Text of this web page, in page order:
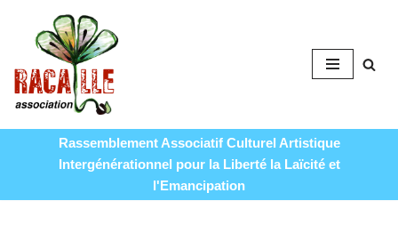
Aller
au
contenu
Rassemblement Associatif Culturel Artistique
Intergénérationnel pour la Liberté la Laïcité et
l'Emancipation